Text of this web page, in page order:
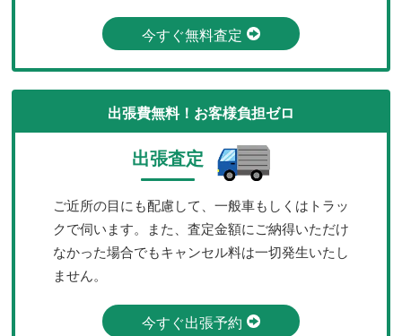
今すぐ無料査定
出張費無料！お客様負担ゼロ
出張査定
ご近所の目にも配慮して、一般車もしくはトラッ
クで伺います。また、査定金額にご納得いただけ
なかった場合でもキャンセル料は一切発生いたし
ません。
今すぐ出張予約